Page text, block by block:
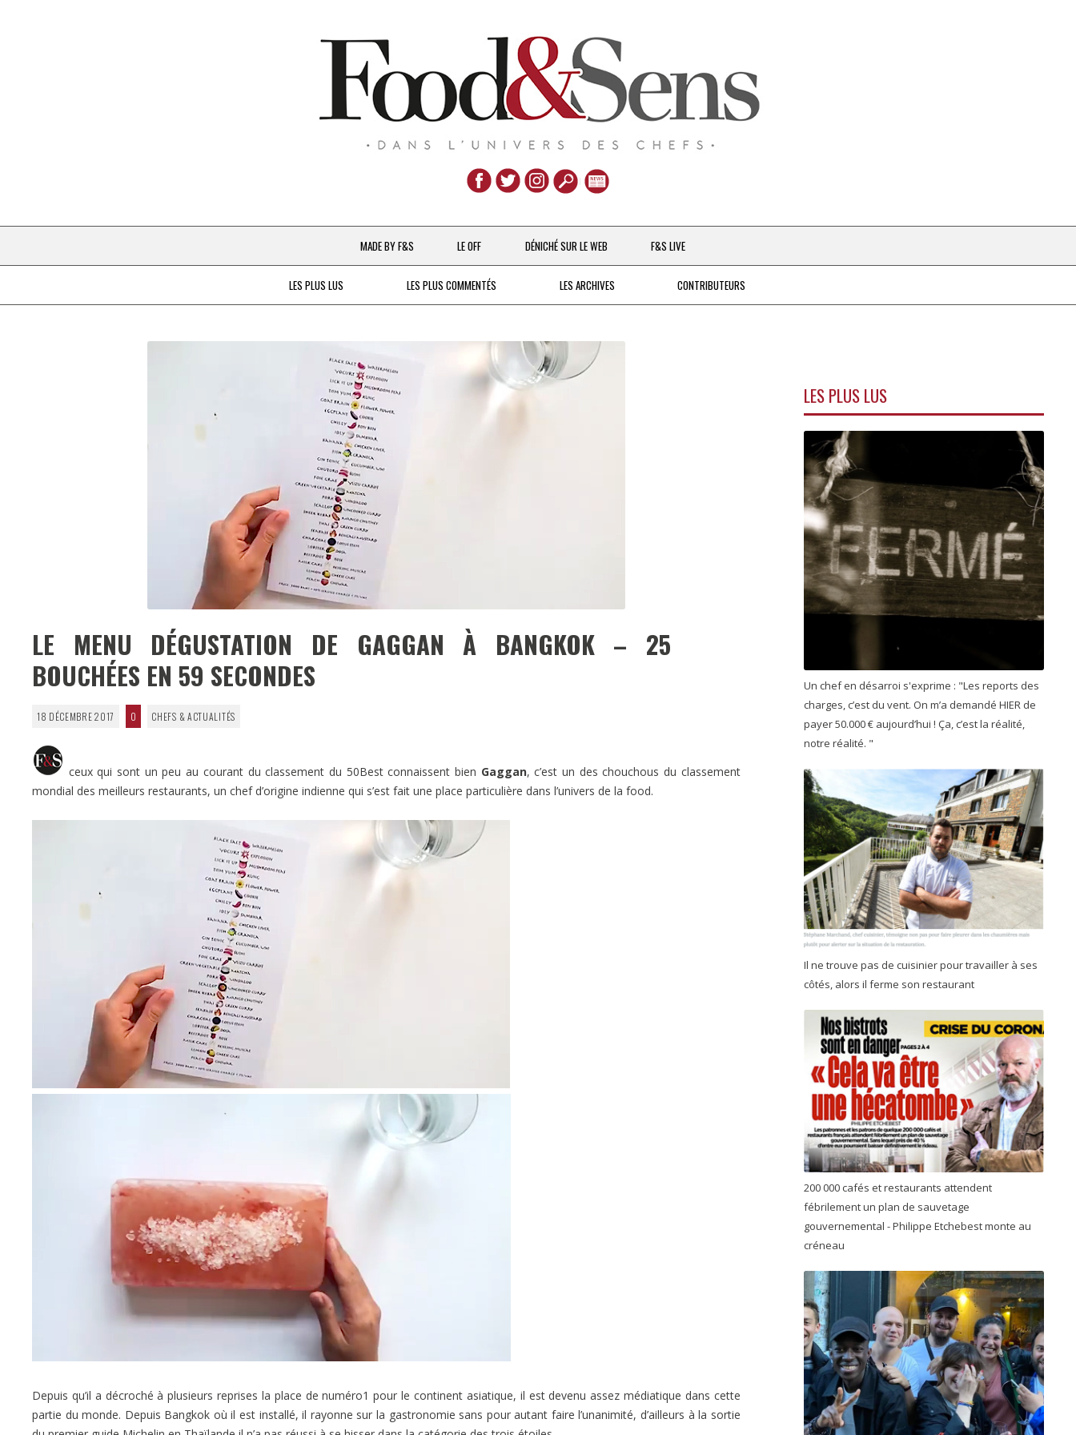
Aller
au
contenu
MADE BY F&S
CHEFS & ACTUALITÉS
LE OFF DÉNICHÉ SUR LE WEB F&S LIVE
LES PLUS LUS LES PLUS COMMENTÉS LES ARCHIVES CONTRIBUTEURS
LE MENU DÉGUSTATION DE GAGGAN À BANGKOK – 25
BOUCHÉES EN 59 SECONDES
18 DÉCEMBRE 2017 0 CHEFS & ACTUALITÉS
ceux qui sont un peu au courant du classement du 50Best connaissent bien Gaggan, c’est un des chouchous du classement
mondial des meilleurs restaurants, un chef d’origine indienne qui s’est fait une place particulière dans l’univers de la food.
Depuis qu’il a décroché à plusieurs reprises la place de numéro1 pour le continent asiatique, il est devenu assez médiatique dans cette
partie du monde. Depuis Bangkok où il est installé, il rayonne sur la gastronomie sans pour autant faire l’unanimité, d’ailleurs à la sortie
LES PLUS LUS
Un chef en désarroi s'exprime : "Les reports des
charges, c’est du vent. On m’a demandé HIER de
payer 50.000 € aujourd’hui ! Ça, c’est la réalité,
notre réalité. "
Il ne trouve pas de cuisinier pour travailler à ses
côtés, alors il ferme son restaurant
200 000 cafés et restaurants attendent
fébrilement un plan de sauvetage
gouvernemental - Philippe Etchebest monte au
créneau